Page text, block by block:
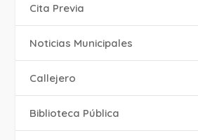
Cita Previa
‎Noticias Municipales
Callejero
Biblioteca Pública